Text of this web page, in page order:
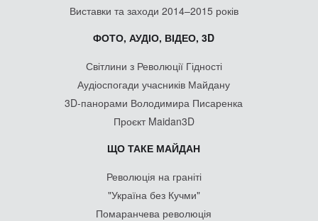
Виставки та заходи 2014–2015 років
ФОТО, АУДІО, ВІДЕО, 3D
Світлини з Революції Гідності
Аудіоспогади учасників Майдану
3D-панорами Володимира Писаренка
Проєкт Maidan3D
ЩО ТАКЕ МАЙДАН
Революція на граніті
"Україна без Кучми"
Помаранчева революція